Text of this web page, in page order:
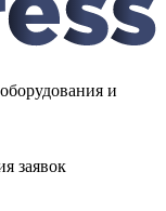
и
заявок